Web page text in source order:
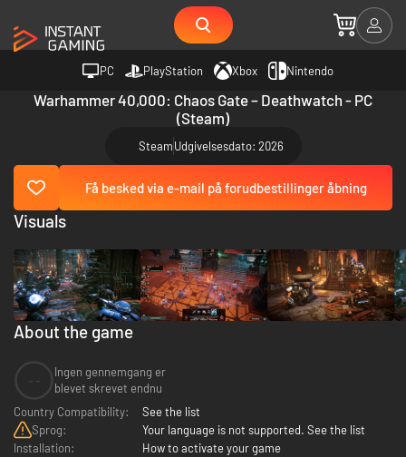
PC PlayStation Xbox Nintendo
Warhammer 40,000: Chaos Gate – Deathwatch - PC
(Steam)
SteamUdgivelsesdato: 2026
Få besked via e-mail på forudbestillinger åbning
About the game
Ingen gennemgang er
blevet skrevet endnu
Country Compatibility:
See the list
Sprog:
Your language is not supported. See the list
Installation:
How to activate your game
Visuals